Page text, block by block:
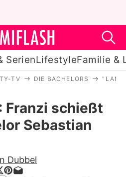
SerienLifestyleFamilie &
Stars
& Serien
Lifestyle
TV DIE BACHELORS
Franzi schießt
Sebastian
Dubbel